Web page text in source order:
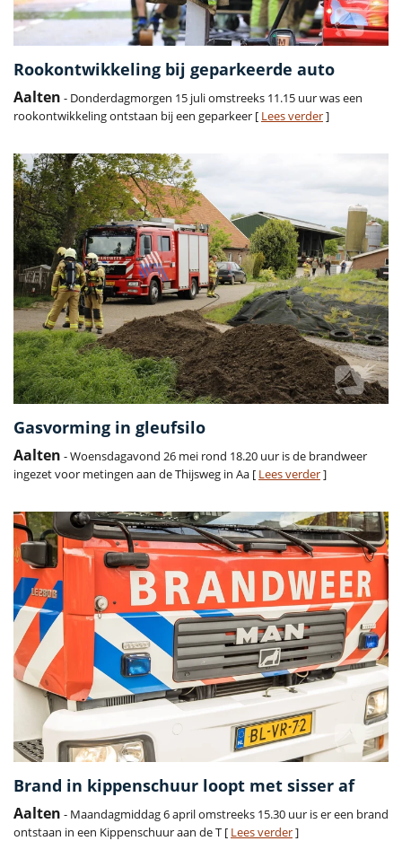
Rookontwikkeling bij geparkeerde auto
Aalten - Donderdagmorgen 15 juli omstreeks 11.15 uur was een
rookontwikkeling ontstaan bij een geparkeer [ Lees verder]
Gasvorming in gleufsilo
Aalten - Woensdagavond 26 mei rond 18.20 uur is de brandweer
ingezet voor metingen aan de Thijsweg in Aa [ Lees verder]
Brand in kippenschuur loopt met sisser af
Aalten - Maandagmiddag 6 april omstreeks 15.30 uur is er een brand
ontstaan in een Kippenschuur aan de T [ Lees verder]